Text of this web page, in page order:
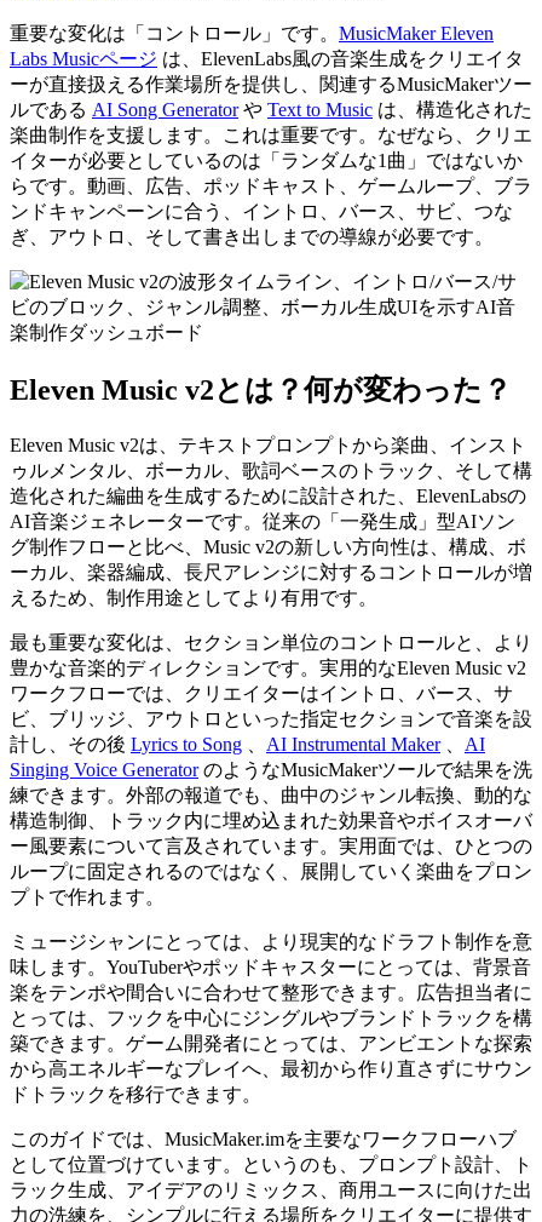
重要な変化は「コントロール」です。 MusicMaker Eleven
Labs Musicページ は、ElevenLabs風の音楽生成をクリエイタ
ーが直接扱える作業場所を提供し、関連するMusicMakerツー
ルである AI Song Generatorや Text to Music は、構造化された
楽曲制作を支援します。これは重要です。なぜなら、クリエ
イターが必要としているのは「ランダムな1曲」ではないか
らです。動画、広告、ポッドキャスト、ゲームループ、ブラ
ンドキャンペーンに合う、イントロ、バース、サビ、つな
ぎ、アウトロ、そして書き出しまでの導線が必要です。
Eleven Music v2とは？何が変わった？
Eleven Music v2は、テキストプロンプトから楽曲、インスト
ゥルメンタル、ボーカル、歌詞ベースのトラック、そして構
造化された編曲を生成するために設計された、ElevenLabsの
AI音楽ジェネレーターです。従来の「一発生成」型AIソン
グ制作フローと比べ、Music v2の新しい方向性は、構成、ボ
ーカル、楽器編成、長尺アレンジに対するコントロールが増
えるため、制作用途としてより有用です。
最も重要な変化は、セクション単位のコントロールと、より
豊かな音楽的ディレクションです。実用的なEleven Music v2
ワークフローでは、クリエイターはイントロ、バース、サ
ビ、ブリッジ、アウトロといった指定セクションで音楽を設
計し、その後 Lyrics to Song AI Instrumental Maker、 AI
Singing Voice GeneratorのようなMusicMakerツールで結果を洗
練できます。外部の報道でも、曲中のジャンル転換、動的な
構造制御、トラック内に埋め込まれた効果音やボイスオーバ
ー風要素について言及されています。実用面では、ひとつの
ループに固定されるのではなく、展開していく楽曲をプロン
プトで作れます。
ミュージシャンにとっては、より現実的なドラフト制作を意
味します。YouTuberやポッドキャスターにとっては、背景音
楽をテンポや間合いに合わせて整形できます。広告担当者に
とっては、フックを中心にジングルやブランドトラックを構
築できます。ゲーム開発者にとっては、アンビエントな探索
から高エネルギーなプレイへ、最初から作り直さずにサウン
ドトラックを移行できます。
このガイドでは、MusicMaker.imを主要なワークフローハブ
として位置づけています。というのも、プロンプト設計、ト
ラック生成、アイデアのリミックス、商用ユースに向けた出
力の洗練を、シンプルに行える場所をクリエイターに提供す